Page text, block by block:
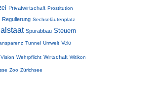
Privatwirtschaft Prostitution
Regulierung Sechseläutenplatz
Spurabbau Steuern
Tunnel Umwelt Velo
Vision Wehrpflicht Wirtschaft Witikon
Zoo Zürichsee